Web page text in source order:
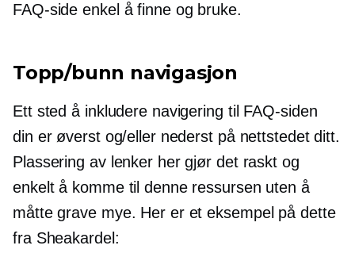
FAQ-side enkel å finne og bruke.
Topp/bunn navigasjon
Ett sted å inkludere navigering til FAQ-siden
din er øverst og/eller nederst på nettstedet ditt.
Plassering av lenker her gjør det raskt og
enkelt å komme til denne ressursen uten å
måtte grave mye. Her er et eksempel på dette
fra Sheakardel: